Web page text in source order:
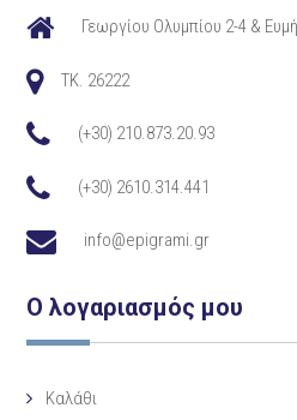
Γεωργίου Ολυμπίου 2-4 &
TK. 26222
(+30) 210.873.20.93
(+30) 2610.314.441
info@epigrami.gr
Ο λογαριασμός μου
Καλάθι